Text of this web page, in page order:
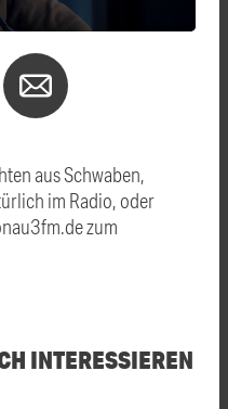
aus Schwaben,
im Radio, oder
zum
INTERESSIEREN